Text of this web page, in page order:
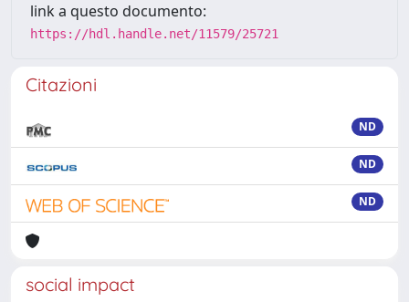
link a questo documento:
https://hdl.handle.net/11579/25721
Citazioni
ND
ND
ND
social impact